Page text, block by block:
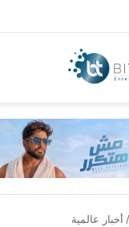
/ أخبار عالمية